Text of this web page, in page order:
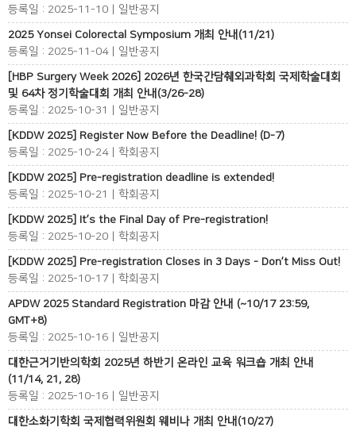
등록일 : 2025-11-10 | 일반공지
2025 Yonsei Colorectal Symposium 개최 안내(11/21)
등록일 : 2025-11-04 | 일반공지
[HBP Surgery Week 2026] 2026년 한국간담췌외과학회 국제학술대회
및 64차 정기학술대회 개최 안내(3/26-28)
등록일 : 2025-10-31 | 일반공지
[KDDW 2025] Register Now Before the Deadline! (D-7)
등록일 : 2025-10-24 | 학회공지
[KDDW 2025] Pre-registration deadline is extended!
등록일 : 2025-10-21 | 학회공지
[KDDW 2025] It’s the Final Day of Pre-registration!
등록일 : 2025-10-20 | 학회공지
[KDDW 2025] Pre-registration Closes in 3 Days - Don’t Miss Out!
등록일 : 2025-10-17 | 학회공지
APDW 2025 Standard Registration 마감 안내 (~10/17 23:59,
GMT+8)
등록일 : 2025-10-16 | 일반공지
대한근거기반의학회 2025년 하반기 온라인 교육 워크숍 개최 안내
(11/14, 21, 28)
등록일 : 2025-10-16 | 일반공지
대한소화기학회 국제협력위원회 웨비나 개최 안내(10/27)